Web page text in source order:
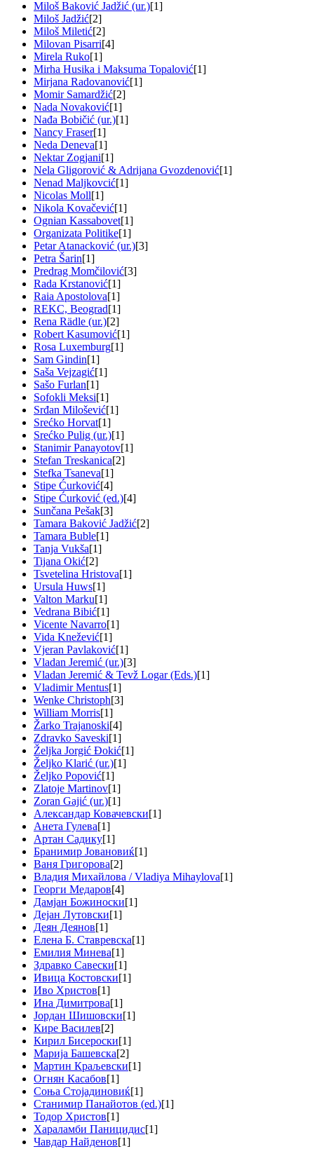
Miloš Baković Jadžić (ur.)[1]
Miloš Jadžić[2]
Miloš Miletić[2]
Milovan Pisarri[4]
Mirela Ruko[1]
Mirha Husika i Maksuma Topalović[1]
Mirjana Radovanović[1]
Momir Samardžić[2]
Nada Novaković[1]
Nađa Bobičić (ur.)[1]
Nancy Fraser[1]
Neda Deneva[1]
Nektar Zogjani[1]
Nela Gligorović & Adrijana Gvozdenović[1]
Nenad Maljkovcić[1]
Nicolas Moll[1]
Nikola Kovačević[1]
Ognian Kassabovet[1]
Organizata Politike[1]
Petar Atanacković (ur.)[3]
Petra Šarin[1]
Predrag Momčilović[3]
Rada Krstanović[1]
Raia Apostolova[1]
REKC, Beograd[1]
Rena Rädle (ur.)[2]
Robert Kasumović[1]
Rosa Luxemburg[1]
Sam Gindin[1]
Saša Vejzagić[1]
Sašo Furlan[1]
Sofokli Meksi[1]
Srđan Milošević[1]
Srećko Horvat[1]
Srećko Pulig (ur.)[1]
Stanimir Panayotov[1]
Stefan Treskanica[2]
Stefka Tsaneva[1]
Stipe Ćurković[4]
Stipe Ćurković (ed.)[4]
Sunčana Pešak[3]
Tamara Baković Jadžić[2]
Tamara Buble[1]
Tanja Vukša[1]
Tijana Okić[2]
Tsvetelina Hristova[1]
Ursula Huws[1]
Valton Marku[1]
Vedrana Bibić[1]
Vicente Navarro[1]
Vida Knežević[1]
Vjeran Pavlaković[1]
Vladan Jeremić (ur.)[3]
Vladan Jeremić & Tevž Logar (Eds.)[1]
Vladimir Mentus[1]
Wenke Christoph[3]
William Morris[1]
Žarko Trajanoski[4]
Zdravko Saveski[1]
Željka Jorgić Đokić[1]
Željko Klarić (ur.)[1]
Željko Popović[1]
Zlatoje Martinov[1]
Zoran Gajić (ur.)[1]
Александар Ковачевски[1]
Анета Гулева[1]
Артан Садику[1]
Бранимир Јовановиќ[1]
Ваня Григорова[2]
Владия Михайлова / Vladiya Mihaylova[1]
Георги Медаров[4]
Дамјан Божиноски[1]
Дејан Лутовски[1]
Деян Деянов[1]
Елена Б. Ставревска[1]
Емилия Минева[1]
Здравко Савески[1]
Ивица Костовски[1]
Иво Христов[1]
Ина Димитрова[1]
Јордан Шишовски[1]
Кире Василев[2]
Кирил Бисероски[1]
Марија Башевска[2]
Мартин Краљевски[1]
Огнян Касабов[1]
Соња Стојадиновиќ[1]
Станимир Панайотов (ed.)[1]
Тодор Христов[1]
Хараламби Паницидис[1]
Чавдар Найденов[1]